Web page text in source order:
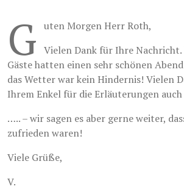
G uten Morgen Herr Roth,
Vielen Dank für Ihre
Gäste hatten einen sehr schönen
das Wetter war kein Hindernis! Vielen
Ihrem Enkel für die Erläuterungen
….. – wir sagen es aber gerne weiter,
zufrieden waren!
Viele Grüße,
V.